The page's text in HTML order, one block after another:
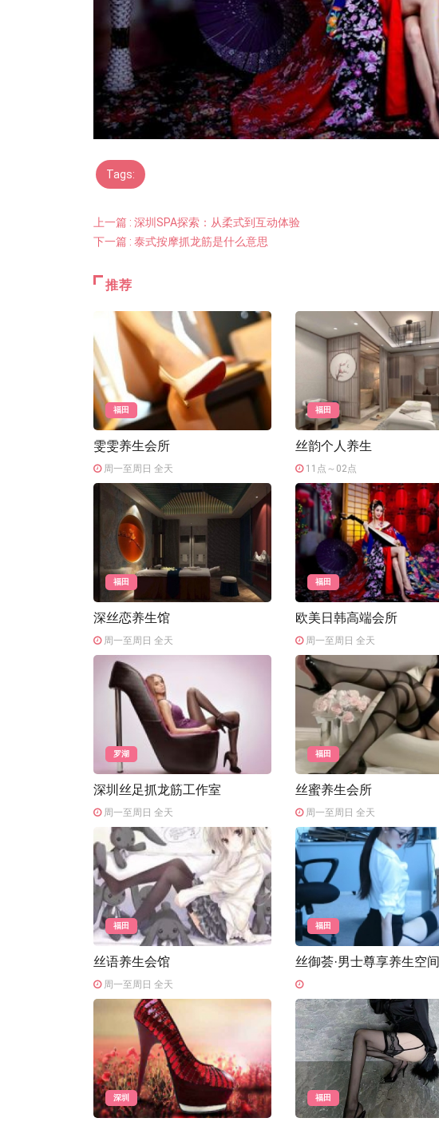
Tags:
上一篇 : 深圳SPA探索：从柔式到互动体验
下一篇 : 泰式按摩抓龙筋是什么意思
推荐
福田
雯雯养生会所
周一至周日 全天
福田
丝韵个人养生
11点～02点
福田
深丝恋养生馆
周一至周日 全天
福田
欧美日韩高端会所
周一至周日 全天
罗湖
深圳丝足抓龙筋工作室
周一至周日 全天
福田
丝蜜养生会所
周一至周日 全天
福田
丝语养生会馆
周一至周日 全天
福田
丝御荟·男士尊享养生空间
深圳 福田